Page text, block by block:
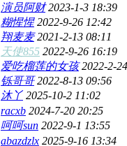
演员阿财 2023-1-3 18:39
糊惺惺 2022-9-26 12:42
翔麦麦 2021-2-13 08:11
天使855 2022-9-26 16:19
爱吃榴莲的女孩 2022-2-
铄哥哥 2022-8-13 09:56
沐丫 2025-10-2 11:02
racxb 2024-7-20 20:25
呵呵sun 2022-9-1 13:55
abazdzlx 2025-9-16 13:34